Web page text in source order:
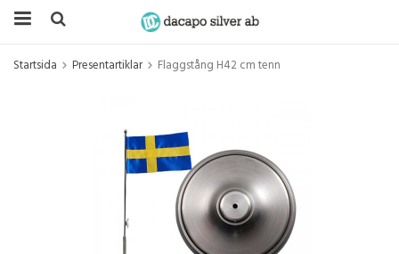
Startsida Presentartiklar Flaggstång H42 cm tenn